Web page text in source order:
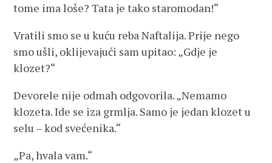
tome ima loše? Tata je tako staromodan!“
Vratili smo se u kuću reba Naftalija. Prije nego
smo ušli, oklijevajući sam upitao: „Gdje je
klozet?“
Devorele nije odmah odgovorila. „Nemamo
klozeta. Ide se iza grmlja. Samo je jedan klozet u
selu – kod svećenika.“
„Pa, hvala vam.“